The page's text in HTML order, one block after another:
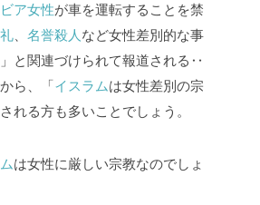
ア女性が車を運転することを禁
名誉殺人 など女性差別的な事
」と関連づけられて報道される‥
ら、「イスラムは女性差別の宗
れる方も多いことでしょう。
は女性に厳しい宗教なのでしょ